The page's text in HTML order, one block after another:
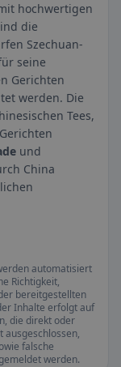
hochwertigen
die
Szechuan-
seine
Gerichten
werden. Die
Tees,
und
China
automatisiert
Richtigkeit,
bereitgestellten
Inhalte erfolgt auf
die direkt oder
ausgeschlossen,
falsche
werden.